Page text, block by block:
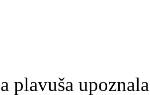
plavuša